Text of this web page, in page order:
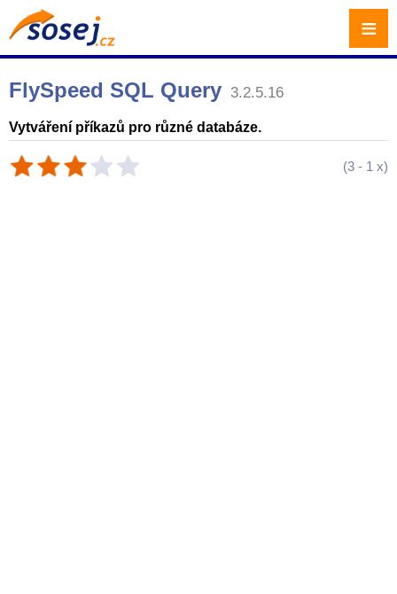
FlySpeed SQL Query 3.2.5.16
Vytváření příkazů pro různé databáze.
(3 - 1 x)
≡